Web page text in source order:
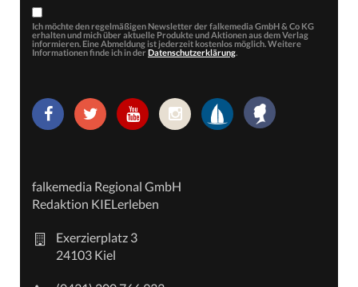
Ich möchte den regelmäßigen Newsletter der falkemedia GmbH & Co KG
erhalten und mich über aktuelle Produkte und Aktionen aus dem Verlag
informieren. Eine Abmeldung ist jederzeit kostenlos möglich. Weitere
Informationen finde ich in der Datenschutzerklärung.
falkemedia Regional GmbH
Redaktion KIELerleben
Exerzierplatz 3
24103 Kiel